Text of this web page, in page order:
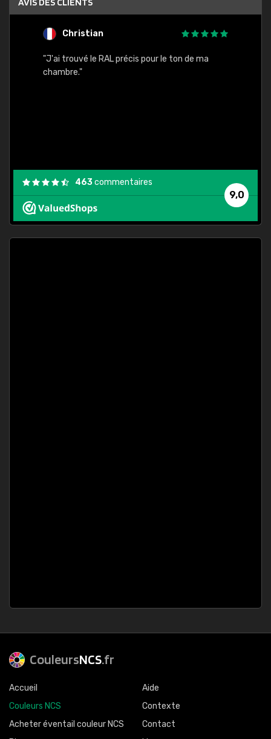
Christian
"J'ai trouvé le RAL précis pour le ton de ma
chambre."
9,0
463commentaires
CouleursNCS.fr
Accueil
Couleurs NCS
Acheter éventail couleur NCS
Aide
Contexte
Contact